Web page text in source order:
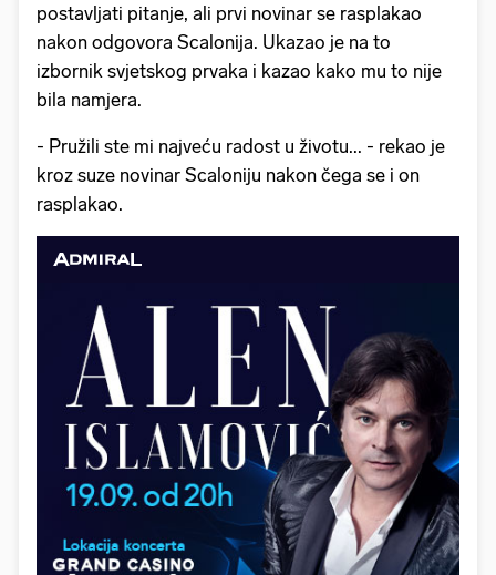
postavljati pitanje, ali prvi novinar se rasplakao
nakon odgovora Scalonija. Ukazao je na to
izbornik svjetskog prvaka i kazao kako mu to nije
bila namjera.
- Pružili ste mi najveću radost u životu... - rekao je
kroz suze novinar Scaloniju nakon čega se i on
rasplakao.